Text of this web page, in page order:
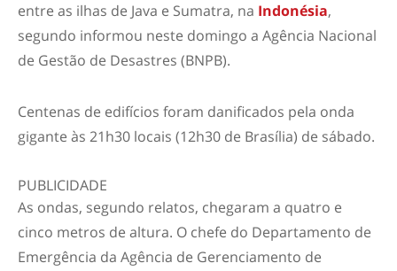
entre as ilhas de Java e Sumatra, na Indonésia,
segundo informou neste domingo a Agência Nacional
de Gestão de Desastres (BNPB).
Centenas de edifícios foram danificados pela onda
gigante às 21h30 locais (12h30 de Brasília) de sábado.
PUBLICIDADE
As ondas, segundo relatos, chegaram a quatro e
cinco metros de altura. O chefe do Departamento de
Emergência da Agência de Gerenciamento de